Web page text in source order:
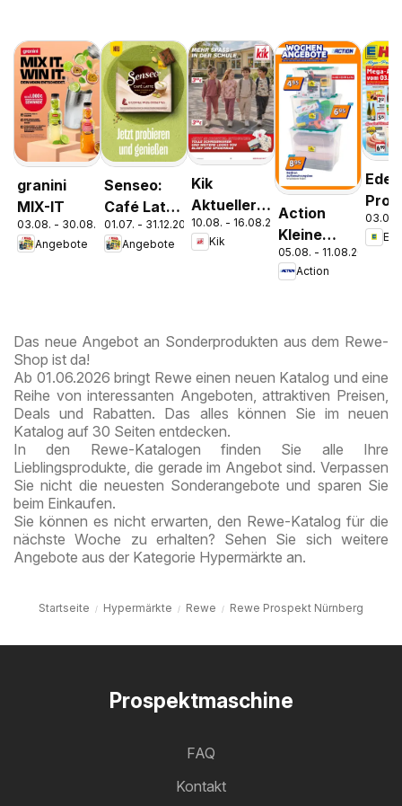
granini
MIX-IT
03.08. - 30.08.2026
Angebote
Senseo:
Café Latte
Dubai
Chocolate
01.07. - 31.12.2026
Angebote
Kik
Aktueller
Prospekt
10.08. - 16.08.2026
Kik
Action
Kleine
Preise,
große
05.08. - 11.08.2026
Action
03.08.
Das neue Angebot an Sonderprodukten aus dem Rewe-
Shop ist da!
Ab 01.06.2026 bringt Rewe einen neuen Katalog und eine
Reihe von interessanten Angeboten, attraktiven Preisen,
Deals und Rabatten. Das alles können Sie im neuen
Katalog auf 30 Seiten entdecken.
In den Rewe-Katalogen finden Sie alle Ihre
Lieblingsprodukte, die gerade im Angebot sind. Verpassen
Sie nicht die neuesten Sonderangebote und sparen Sie
beim Einkaufen.
Sie können es nicht erwarten, den Rewe-Katalog für die
nächste Woche zu erhalten? Sehen Sie sich weitere
Angebote aus der Kategorie Hypermärkte an.
Startseite Hypermärkte Rewe Rewe Prospekt Nürnberg
Prospektmaschine
FAQ
Kontakt